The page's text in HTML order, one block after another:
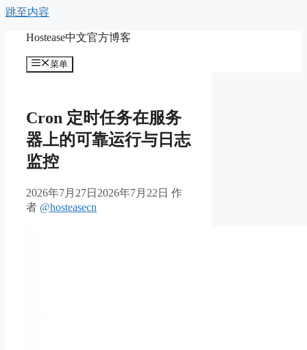
跳至内容
Hostease中文官方博客
菜单
Cron 定时任务在服务
器上的可靠运行与日志
监控
2026年7月27日 2026年7月22日 作
者 @hosteasecn